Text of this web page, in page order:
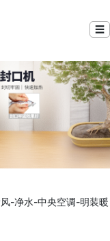
☰
-净水-中央空调-明装暖